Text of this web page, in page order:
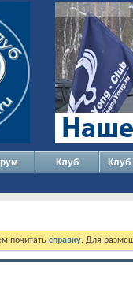
Клуб
почитать справку. Для